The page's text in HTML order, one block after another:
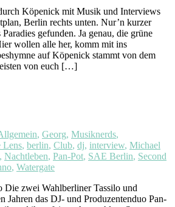
Köpenick mit Musik und Interviews
Berlin rechts unten. Nur’n kurzer
gefunden. Ja genau, die grüne
wollen alle her, komm mit ins
auf Köpenick stammt von dem
von euch […]
, Georg, Musiknerds,
Lens, berlin, Club, dj, interview, Michael
, Nachtleben, Pan-Pot, SAE Berlin, Second
, Watergate
Die zwei Wahlberliner Tassilo und
Jahren das DJ- und Produzentenduo Pan-